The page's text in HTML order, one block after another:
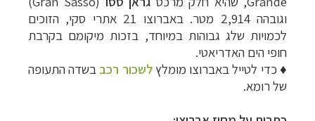
וגובהה 2,914 מטר. באברוצו 21 אתרי סקי, הזוכים
לכמויות שלג גבוהות במיוחד, בזכות מיקומם בקרבת
חופי הים האדריאטי.
♦כדי לטייל באברוצו מומלץלשכור רכב בשדה התעופה
של רומא.